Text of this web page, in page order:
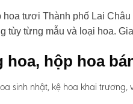
hoa tươi Thành phố Lai
tùy từng mẫu và loại hoa.
hoa, hộp hoa
sinh nhật, kệ hoa khai